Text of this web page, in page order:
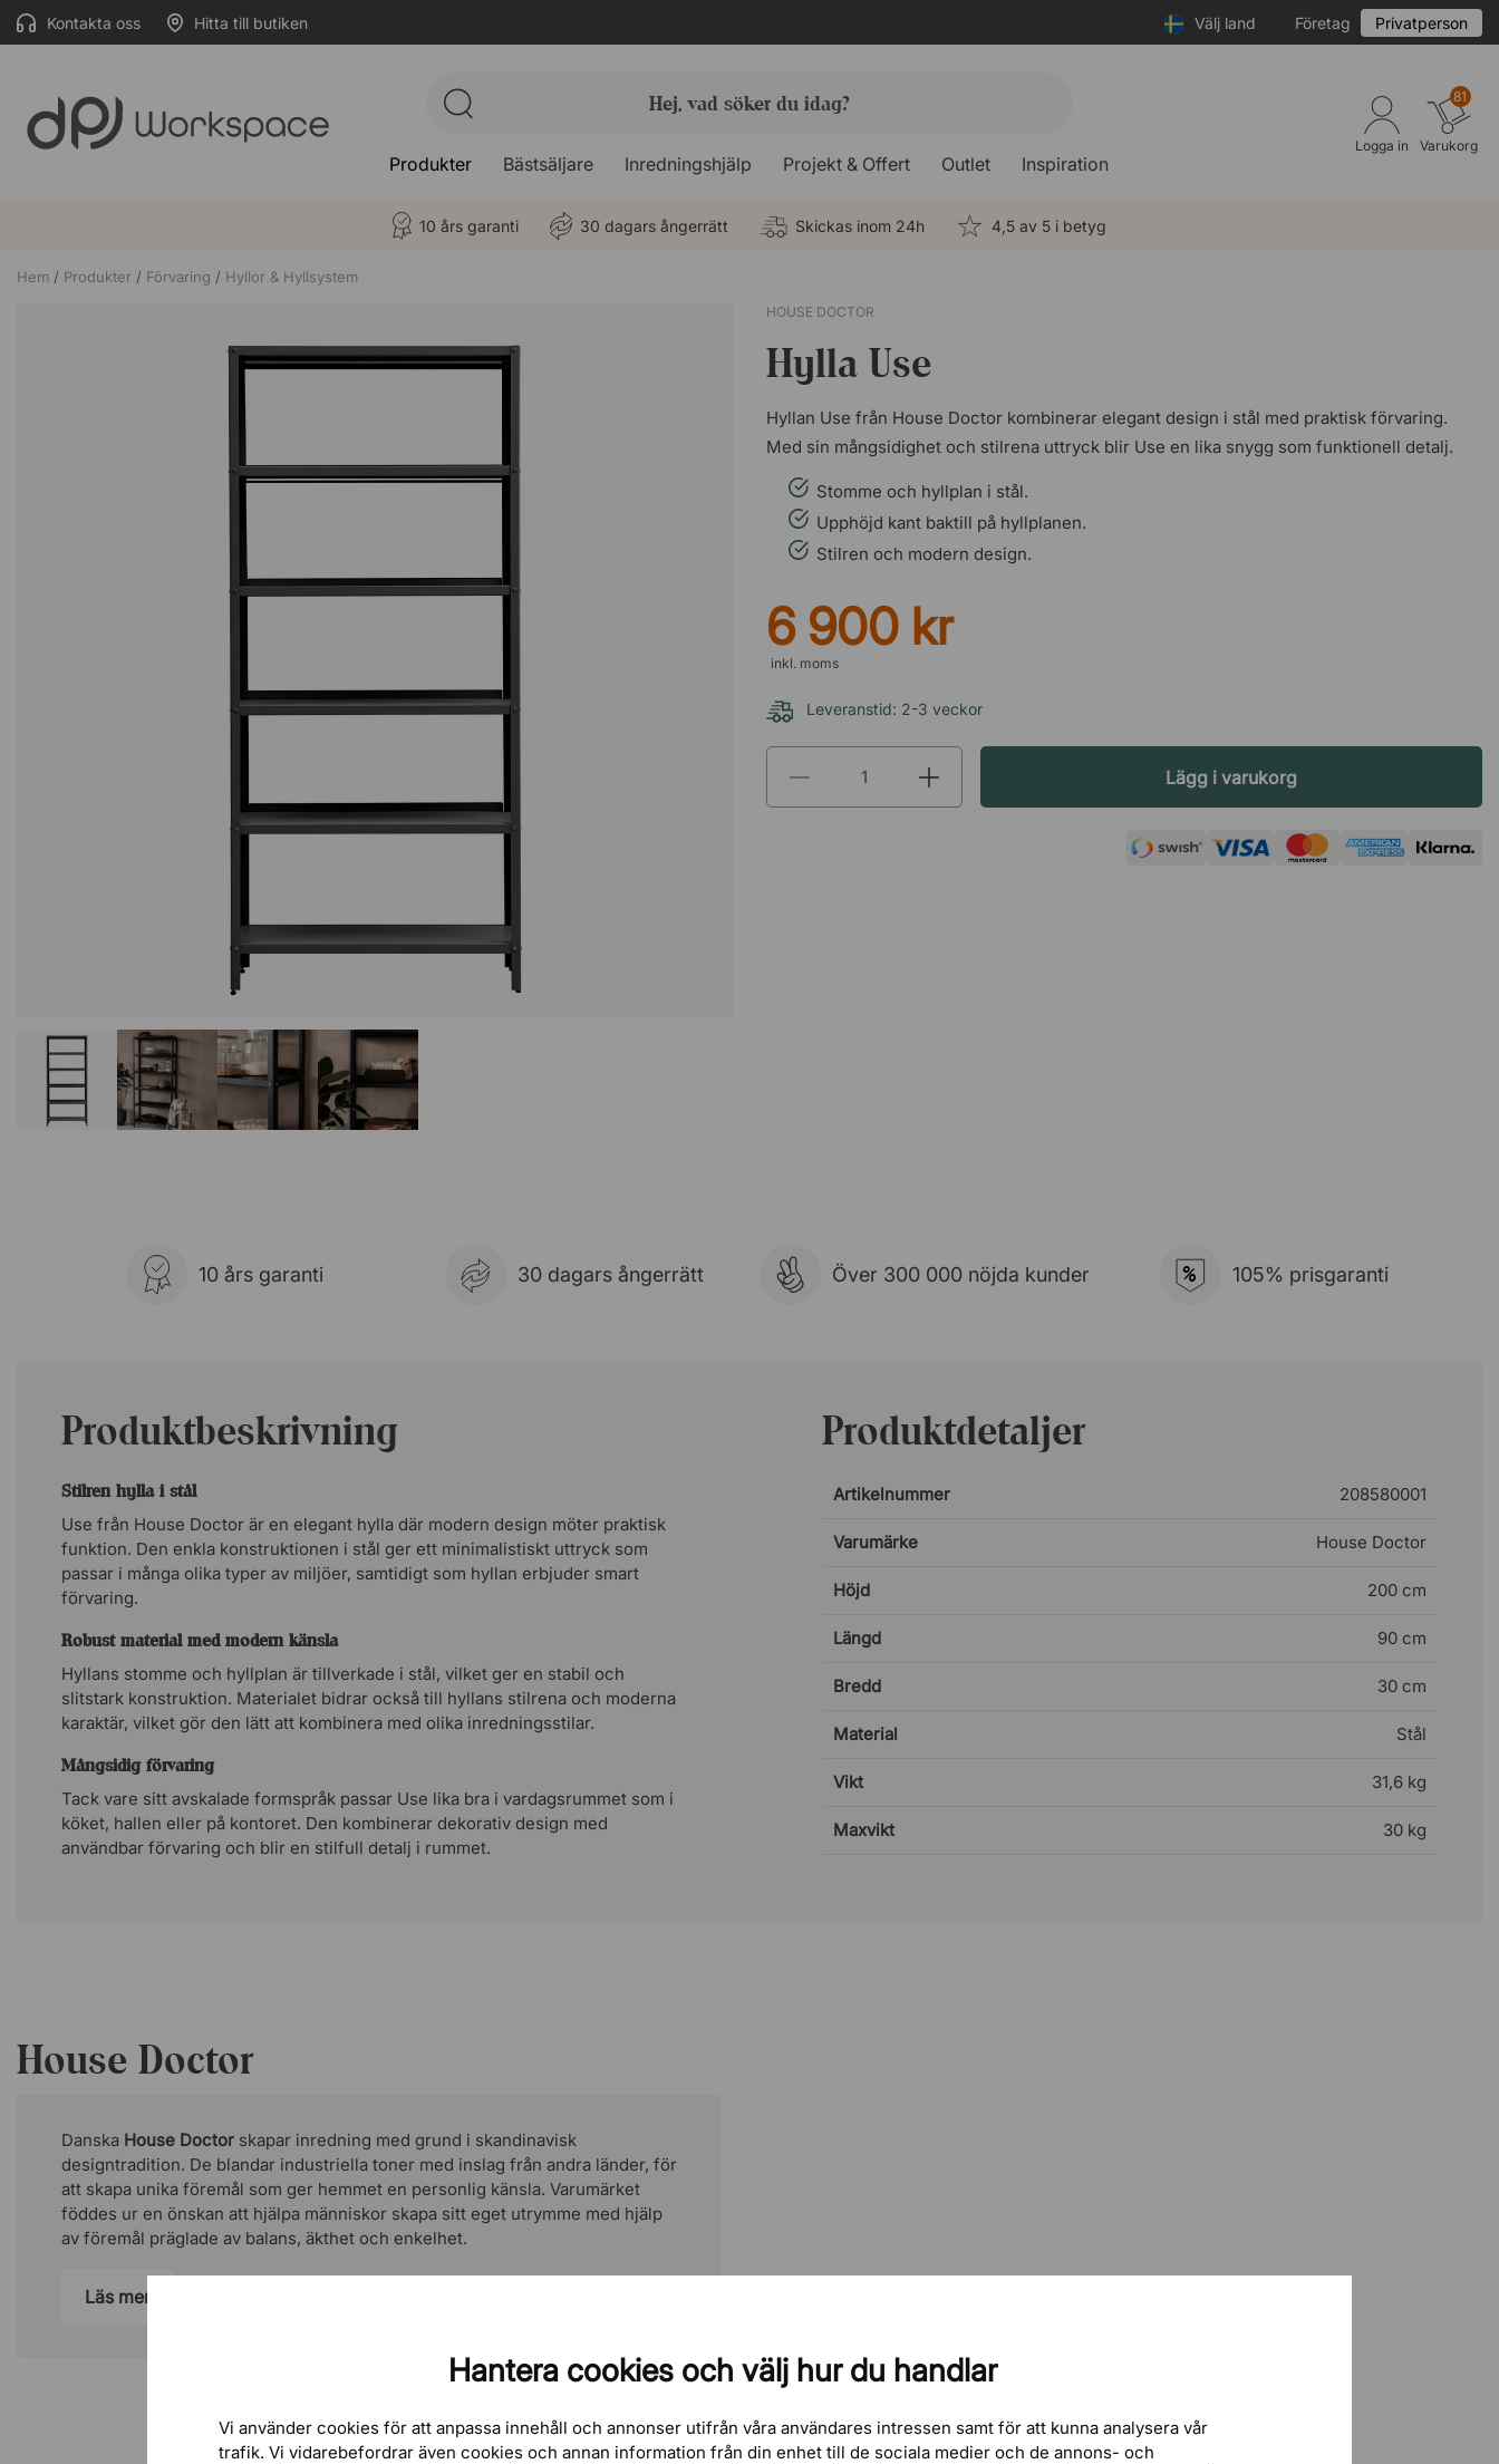
Hantera cookies och välj hur du handlar
Vi använder cookies för att anpassa innehåll och annonser utifrån våra användares intressen samt för att kunna analysera vår
trafik. Vi vidarebefordrar även cookies och annan information från din enhet till de sociala medier och de annons- och
Kontakta oss Hitta till butiken Välj land Företag Privatperson
Produkter Bästsäljare Inredningshjälp Projekt & Offert Outlet Inspiration
Logga in
81
Varukorg
10 års garanti 30 dagars ångerrätt Skickas inom 24h 4,5 av 5 i betyg
Hem Produkter Förvaring Hyllor & Hyllsystem
HOUSE DOCTOR
Hylla Use
Hyllan Use från House Doctor kombinerar elegant design i stål med praktisk förvaring.
Med sin mångsidighet och stilrena uttryck blir Use en lika snygg som funktionell detalj.
Stomme och hyllplan i stål.
Upphöjd kant baktill på hyllplanen.
Stilren och modern design.
6 900 kr
inkl. moms
Leveranstid: 2-3 veckor
Lägg i varukorg
10 års garanti 30 dagars ångerrätt Över 300 000 nöjda kunder % 105% prisgaranti
Produktbeskrivning
Stilren hylla i stål
Use från House Doctor är en elegant hylla där modern design möter praktisk
funktion. Den enkla konstruktionen i stål ger ett minimalistiskt uttryck som
passar i många olika typer av miljöer, samtidigt som hyllan erbjuder smart
förvaring.
Robust material med modern känsla
Hyllans stomme och hyllplan är tillverkade i stål, vilket ger en stabil och
slitstark konstruktion. Materialet bidrar också till hyllans stilrena och moderna
karaktär, vilket gör den lätt att kombinera med olika inredningsstilar.
Mångsidig förvaring
Tack vare sitt avskalade formspråk passar Use lika bra i vardagsrummet som i
köket, hallen eller på kontoret. Den kombinerar dekorativ design med
användbar förvaring och blir en stilfull detalj i rummet.
Produktdetaljer
Artikelnummer 208580001
Varumärke House Doctor
Höjd 200 cm
Längd 90 cm
Bredd 30 cm
Material Stål
Vikt 31,6 kg
Maxvikt 30 kg
House Doctor
Danska House Doctor skapar inredning med grund i skandinavisk
designtradition. De blandar industriella toner med inslag från andra länder, för
att skapa unika föremål som ger hemmet en personlig känsla. Varumärket
föddes ur en önskan att hjälpa människor skapa sitt eget utrymme med hjälp
av föremål präglade av balans, äkthet och enkelhet.
Läs mer